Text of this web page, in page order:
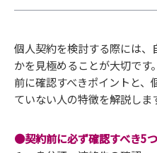
個人契約を検討する際には、
かを見極めることが大切です
前に確認すべきポイントと
ていない人の特徴を解説しま
●契約前に必ず確認すべき5